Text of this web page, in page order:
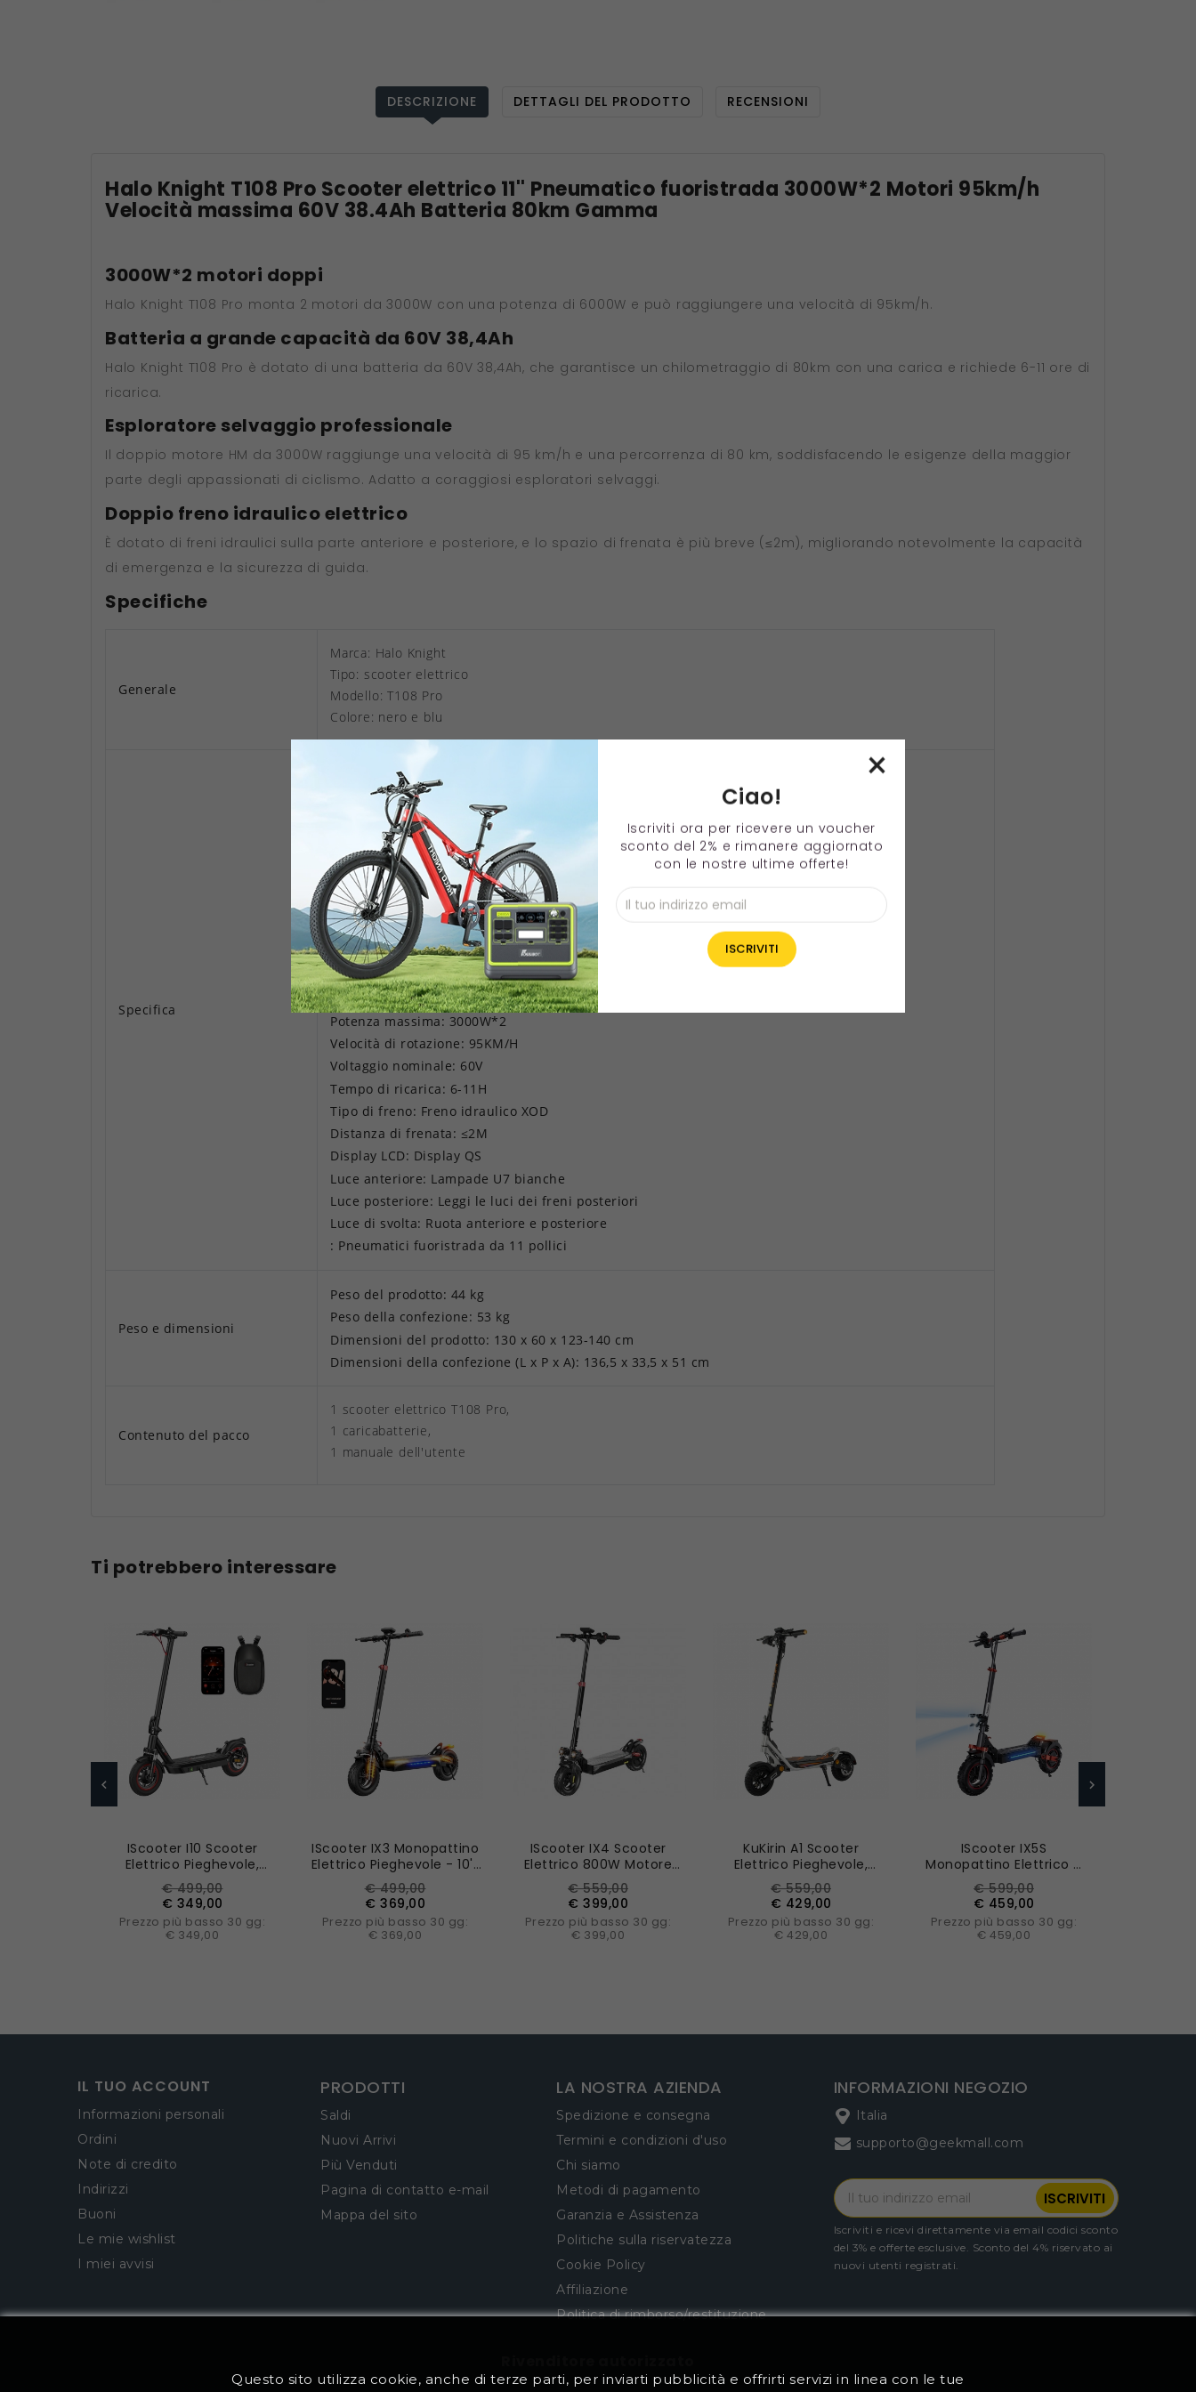
DESCRIZIONE DETTAGLI DEL PRODOTTO RECENSIONI
Halo Knight T108 Pro Scooter elettrico 11'' Pneumatico fuoristrada 3000W*2 Motori 95km/h
Velocità massima 60V 38.4Ah Batteria 80km Gamma
3000W*2 motori doppi
Halo Knight T108 Pro monta 2 motori da 3000W con una potenza di 6000W e può raggiungere una velocità di 95km/h.
Batteria a grande capacità da 60V 38,4Ah
Halo Knight T108 Pro è dotato di una batteria da 60V 38,4Ah, che garantisce un chilometraggio di 80km con una carica e richiede 6-11 ore di
ricarica.
Esploratore selvaggio professionale
Il doppio motore HM da 3000W raggiunge una velocità di 95 km/h e una percorrenza di 80 km, soddisfacendo le esigenze della maggior
parte degli appassionati di ciclismo. Adatto a coraggiosi esploratori selvaggi.
Doppio freno idraulico elettrico
È dotato di freni idraulici sulla parte anteriore e posteriore, e lo spazio di frenata è più breve (≤2m), migliorando notevolmente la capacità
di emergenza e la sicurezza di guida.
Specifiche
Generale
Marca: Halo Knight
Tipo: scooter elettrico
Modello: T108 Pro
Colore: nero e blu
Specifica
Larghezza manubrio: 60 cm
Larghezza pedale: circa 33,5 cm
Altezza dal pedale al suolo: circa 19,5 cm
Carico massimo: 200 kg
Velocità massima: 95 km/h
Livello di velocità: Marcia 1: 35 km/h, Marcia 2: 65 km/h, Marcia 3: 95 km/h
Capacità di arrampicata : 50°
Impermeabile: IPX4
Portata massima: Circa 80KM
Volt batteria: 60V 38,4Ah
Motore: HM 60V 3000W*2 (magnete da 60mm)
Potenza massima: 3000W*2
Velocità di rotazione: 95KM/H
Voltaggio nominale: 60V
Tempo di ricarica: 6-11H
Tipo di freno: Freno idraulico XOD
Distanza di frenata: ≤2M
Display LCD: Display QS
Luce anteriore: Lampade U7 bianche
Luce posteriore: Leggi le luci dei freni posteriori
Luce di svolta: Ruota anteriore e posteriore
: Pneumatici fuoristrada da 11 pollici
Peso e dimensioni
Peso del prodotto: 44 kg
Peso della confezione: 53 kg
Dimensioni del prodotto: 130 x 60 x 123-140 cm
Dimensioni della confezione (L x P x A): 136,5 x 33,5 x 51 cm
Contenuto del pacco
1 scooter elettrico T108 Pro,
1 caricabatterie,
1 manuale dell'utente
Ti potrebbero interessare
IScooter I10 Scooter
Elettrico Pieghevole,
Motore 650W, Batteria
36V 15Ah, Pneumatico Da
10 Pollici, Velocità
Massima 40km/h
Prezzo
base
€ 499,00Prezzo
€ 349,00
Prezzo più basso 30 gg:
€ 349,00
AGGIUNGI AL CARRELLO
IScooter IX3 Monopattino
Elettrico Pieghevole - 10'',
Motore Da 800W, Batteria
Da 10Ah
Prezzo
base
€ 499,00Prezzo
€ 369,00
Prezzo più basso 30 gg:
€ 369,00
AGGIUNGI AL CARRELLO
IScooter IX4 Scooter
Elettrico 800W Motore
48V 15Ah Batteria
Controllo App
Prezzo
base
€ 559,00Prezzo
€ 399,00
Prezzo più basso 30 gg:
€ 399,00
AGGIUNGI AL CARRELLO
KuKirin A1 Scooter
Elettrico Pieghevole,
Motore Da 800 W,
Batteria 48 V 13 Ah,
Pneumatici Tubeless Da
10 Pollici
Prezzo
base
€ 559,00Prezzo
€ 429,00
Prezzo più basso 30 gg:
€ 429,00
AGGIUNGI AL CARRELLO
IScooter IX5S
Monopattino Elettrico –
Pieghevole, 1000W,
25km/h, Ruote 11"
Prezzo
base
€ 599,00Prezzo
€ 459,00
Prezzo più basso 30 gg:
€ 459,00
AGGIUNGI AL CARRELLO
IL TUO ACCOUNT
Informazioni personali
Ordini
Note di credito
Indirizzi
Buoni
Le mie wishlist
I miei avvisi
PRODOTTI
Saldi
Nuovi Arrivi
Più Venduti
Pagina di contatto e-mail
Mappa del sito
LA NOSTRA AZIENDA
Spedizione e consegna
Termini e condizioni d'uso
Chi siamo
Metodi di pagamento
Garanzia e Assistenza
Politiche sulla riservatezza
Cookie Policy
Affiliazione
Politica di rimborso/restituzione
INFORMAZIONI NEGOZIO
Italia
supporto@geekmall.com
Iscriviti e ricevi direttamente via email codici sconto
del 3% e offerte esclusive. Sconto del 4% riservato ai
nuovi utenti registrati.
Questo sito utilizza cookie, anche di terze parti, per inviarti pubblicità e offrirti servizi in linea con le tue
×
Ciao!
Iscriviti ora per ricevere un voucher
sconto del 2% e rimanere aggiornato
con le nostre ultime offerte!